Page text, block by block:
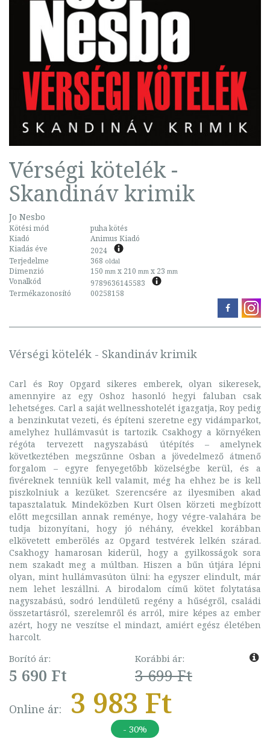
Vérségi kötelék -
Skandináv krimik
Jo Nesbo
Kötési mód
puha kötés
Kiadó
Animus Kiadó
Kiadás éve
2024
Terjedelme
368 oldal
Dimenzió 150 mm x 210 mm x 23 mm
Vonalkód
9789636145583
Termékazonosító
00258158
Vérségi kötelék - Skandináv krimik
Carl és Roy Opgard sikeres emberek, olyan sikeresek,
amennyire az egy Oshoz hasonló hegyi faluban csak
lehetséges. Carl a saját wellnesshotelét igazgatja, Roy pedig
a benzinkutat vezeti, és építeni szeretne egy vidámparkot,
amelyhez hullámvasút is tartozik. Csakhogy a környéken
régóta tervezett nagyszabású útépítés – amelynek
következtében megszűnne Osban a jövedelmező átmenő
forgalom – egyre fenyegetőbb közelségbe kerül, és a
fivéreknek tenniük kell valamit, még ha ehhez be is kell
piszkolniuk a kezüket. Szerencsére az ilyesmiben akad
tapasztalatuk. Mindeközben Kurt Olsen körzeti megbízott
előtt megcsillan annak reménye, hogy végre-valahára be
tudja bizonyítani, hogy jó néhány, évekkel korábban
elkövetett emberölés az Opgard testvérek lelkén szárad.
Csakhogy hamarosan kiderül, hogy a gyilkosságok sora
nem szakadt meg a múltban. Hiszen a bűn útjára lépni
olyan, mint hullámvasúton ülni: ha egyszer elindult, már
nem lehet leszállni. A birodalom című kötet folytatása
nagyszabású, sodró lendületű regény a hűségről, családi
összetartásról, szerelemről és arról, mire képes az ember
azért, hogy ne veszítse el mindazt, amiért egész életében
harcolt.
Borító ár:
5 690 Ft
Korábbi ár:
3 699 Ft
Online ár: 3 983 Ft
- 30%